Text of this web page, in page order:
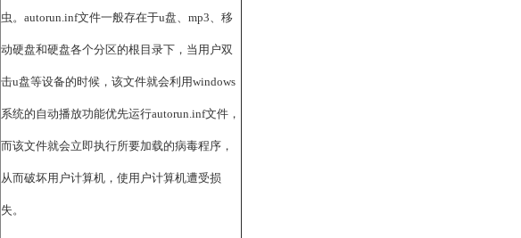
虫。autorun.inf文件一般存在于u盘、mp3、移
动硬盘和硬盘各个分区的根目录下，当用户双
击u盘等设备的时候，该文件就会利用windows
系统的自动播放功能优先运行autorun.inf文件，
而该文件就会立即执行所要加载的病毒程序，
从而破坏用户计算机，使用户计算机遭受损
失。